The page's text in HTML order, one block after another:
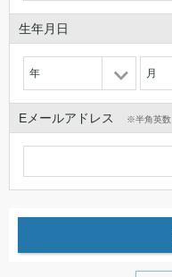
生年月日
年 月
Eメールアドレス ※半角英数